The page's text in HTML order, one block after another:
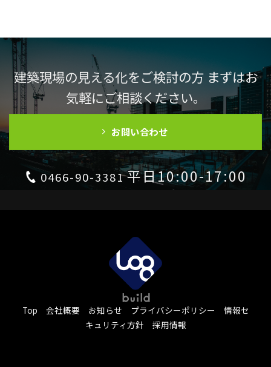
建築現場の見える化をご検討の方 まずはお
気軽にご相談ください。
お問い合わせ
0466-90-3381平日10:00-17:00
Top 会社概要 お知らせ プライバシーポリシー
情報セ
キュリティ方針
採用情報